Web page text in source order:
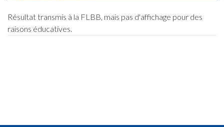
Résultat transmis à la FLBB, mais pas d'affichage pour des
raisons éducatives.